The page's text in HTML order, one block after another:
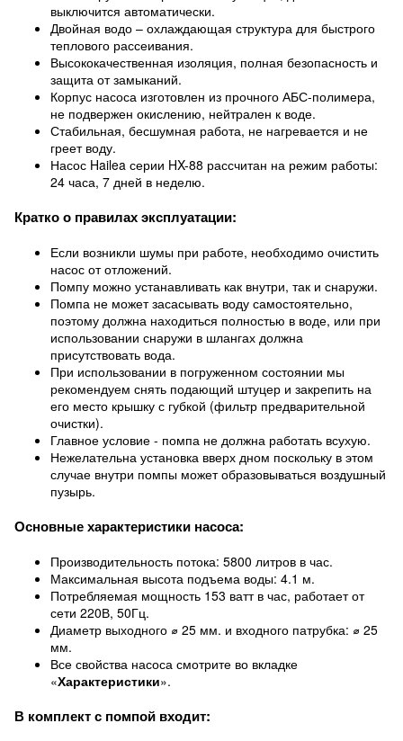
выключится автоматически.
Двойная водо – охлаждающая структура для быстрого
теплового рассеивания.
Высококачественная изоляция, полная безопасность и
защита от замыканий.
Корпус насоса изготовлен из прочного АБС-полимера,
не подвержен окислению, нейтрален к воде.
Стабильная, бесшумная работа, не нагревается и не
греет воду.
Насос Hailea серии HX-88 рассчитан на режим работы:
24 часа, 7 дней в неделю.
Кратко о правилах эксплуатации:
Если возникли шумы при работе, необходимо очистить
насос от отложений.
Помпу можно устанавливать как внутри, так и снаружи.
Помпа не может засасывать воду самостоятельно,
поэтому должна находиться полностью в воде, или при
использовании снаружи в шлангах должна
присутствовать вода.
При использовании в погруженном состоянии мы
рекомендуем снять подающий штуцер и закрепить на
его место крышку с губкой (фильтр предварительной
очистки).
Главное условие - помпа не должна работать всухую.
Нежелательна установка вверх дном поскольку в этом
случае внутри помпы может образовываться воздушный
пузырь.
Основные характеристики насоса:
Производительность потока: 5800 литров в час.
Максимальная высота подъема воды: 4.1 м.
Потребляемая мощность 153 ватт в час, работает от
сети 220В, 50Гц.
Диаметр выходного ⌀ 25 мм. и входного патрубка: ⌀ 25
мм.
Все свойства насоса смотрите во вкладке
«Характеристики».
В комплект с помпой входит: